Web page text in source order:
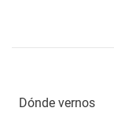
Dónde vernos